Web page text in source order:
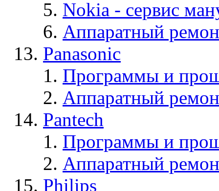
Nokia - cервис
Аппаратный
Panasonic
Программы и
Аппаратный
Pantech
Программы и
Аппаратный
Philips